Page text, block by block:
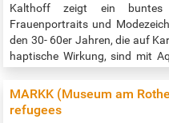
Kalthoff zeigt ein buntes
Frauenportraits und
den 30- 60er Jahren, die auf
haptische Wirkung, sind mit
Traumwelten spielen auf
Karton, Holz oder…
MARKK (Museum am
refugees